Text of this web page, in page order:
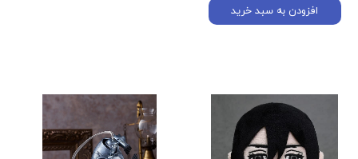
افزودن به سبد خرید